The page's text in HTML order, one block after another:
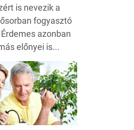
is nevezik a
fogyasztó
azonban
előnyei is...